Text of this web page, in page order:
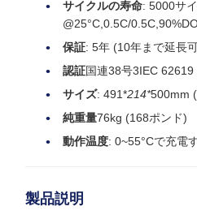
サイクルの寿命: 5000サ
@25°C,0.5C/
保証: 5年 (10年まで延長
認証国連38号3IEC 62619
サイズ: 491*214*500mm
純重量76kg (168ポンド)
動作温度: 0~55°Cで充電
製品説明